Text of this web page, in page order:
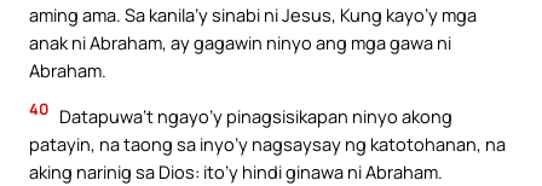
aming ama. Sa kanila’y sinabi ni Jesus, Kung kayo’y mga
anak ni Abraham, ay gagawin ninyo ang mga gawa ni
Abraham.
40 Datapuwa’t ngayo’y pinagsisikapan ninyo akong
patayin, na taong sa inyo’y nagsaysay ng katotohanan, na
aking narinig sa Dios: ito’y hindi ginawa ni Abraham.